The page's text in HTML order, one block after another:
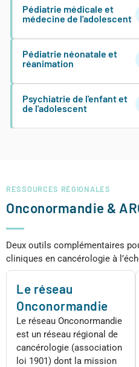
Pédiatrie médicale et
médecine de l'adolescent
Pédiatrie néonatale et
réanimation
Psychiatrie de l'enfant et
de l'adolescent
RESSOURCES RÉGIONALES
Onconormandie &
Deux outils complémentaires
cliniques en cancérologie à
Le réseau
Onconormandie
Le réseau Onconormandie
est un réseau régional de
cancérologie (association
loi 1901) dont la mission